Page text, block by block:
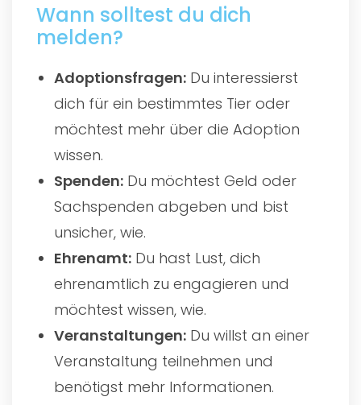
Wann solltest du dich
melden?
Adoptionsfragen: Du interessierst
dich für ein bestimmtes Tier oder
möchtest mehr über die Adoption
wissen.
Spenden: Du möchtest Geld oder
Sachspenden abgeben und bist
unsicher, wie.
Ehrenamt: Du hast Lust, dich
ehrenamtlich zu engagieren und
möchtest wissen, wie.
Veranstaltungen: Du willst an einer
Veranstaltung teilnehmen und
benötigst mehr Informationen.